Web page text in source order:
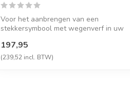
Voor het aanbrengen van een
stekkersymbool met wegenverf in uw
197,95
(239,52 incl. BTW)